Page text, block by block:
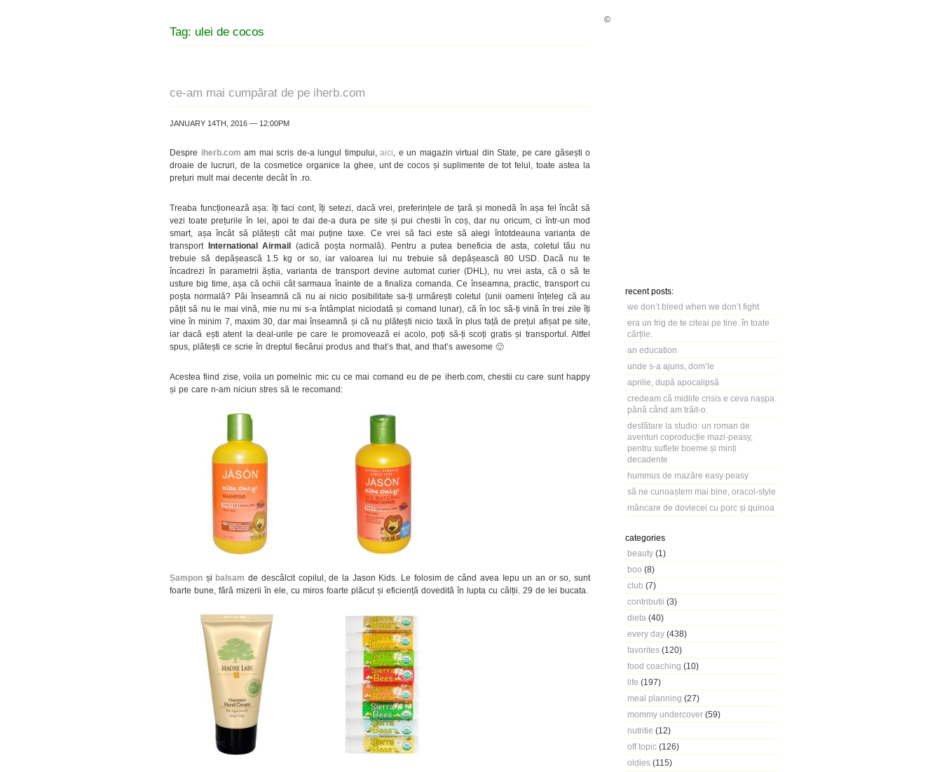
recent posts:
we don’t bleed when we don’t fight
era un frig de te citeai pe tine. în toate
cărțile.
an education
unde s-a ajuns, dom’le
aprilie, după apocalipsă
credeam că midlife crisis e ceva nașpa.
până când am trăit-o.
desfătare la studio: un roman de
aventuri coproducție mazi-peasy,
pentru suflete boeme și minți
decadente
hummus de mazăre easy peasy
să ne cunoaștem mai bine, oracol-style
mâncare de dovlecei cu porc și quinoa
categories
beauty (1)
boo (8)
club (7)
contributii (3)
dieta (40)
every day (438)
favorites (120)
food coaching (10)
life (197)
meal planning (27)
mommy undercover (59)
nutritie (12)
off topic (126)
oldies (115)
Tag: ulei de cocos
ce-am mai cumpărat de pe iherb.com
JANUARY 14TH, 2016 — 12:00PM
Despre iherb.com am mai scris de-a lungul timpului, aici , e un magazin virtual din State, pe care găsești o
droaie de lucruri, de la cosmetice organice la ghee, unt de cocos și suplimente de tot felul, toate astea la
prețuri mult mai decente decât în .ro.
Treaba funcționează așa: îți faci cont, îți setezi, dacă vrei, preferințele de țară și monedă în așa fel încât să
vezi toate prețurile în lei, apoi te dai de-a dura pe site și pui chestii în coș, dar nu oricum, ci într-un mod
smart, așa încât să plătești cât mai puține taxe. Ce vrei să faci este să alegi întotdeauna varianta de
transport International Airmail (adică poșta normală). Pentru a putea beneficia de asta, coletul tău nu
trebuie să depășească 1.5 kg or so, iar valoarea lui nu trebuie să depășească 80 USD. Dacă nu te
încadrezi în parametrii ăștia, varianta de transport devine automat curier (DHL), nu vrei asta, că o să te
usture big time, așa că ochii cât sarmaua înainte de a finaliza comanda. Ce înseamna, practic, transport cu
poșta normală? Păi înseamnă că nu ai nicio posibilitate sa-ți urmărești coletul (unii oameni înțeleg că au
pățit să nu le mai vină, mie nu mi s-a întâmplat niciodată și comand lunar), că în loc să-ți vină în trei zile îți
vine în minim 7, maxim 30, dar mai înseamnă și că nu plătești nicio taxă în plus față de prețul afișat pe site,
iar dacă ești atent la deal-urile pe care le promovează ei acolo, poți să-ți scoți gratis și transportul. Altfel
spus, plătești ce scrie în dreptul fiecărui produs and that’s that, and that’s awesome 🙂
Acestea fiind zise, voila un pomelnic mic cu ce mai comand eu de pe iherb.com, chestii cu care sunt happy
și pe care n-am niciun stres să le recomand:
Șampon și balsam de descâlcit copilul, de la Jason Kids. Le folosim de când avea Iepu un an or so, sunt
foarte bune, fără mizerii în ele, cu miros foarte plăcut și eficiență dovedită în lupta cu câlții. 29 de lei bucata.
©